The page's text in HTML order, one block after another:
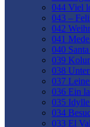
044 Viel
043 –
042
041
040
039
038
037
036 Ein
035
034
033 El